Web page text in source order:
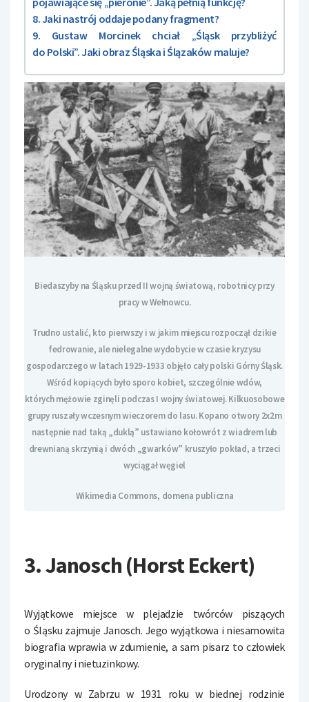
8. Jaki nastrój oddaje podany fragment?
9. Gustaw Morcinek chciał „Śląsk przybliżyć
do Polski”. Jaki obraz Śląska i Ślązaków maluje?
Biedaszyby na Śląsku przed II wojną światową, robotnicy przy
pracy w Wełnowcu.
Trudno ustalić, kto pierwszy i w jakim miejscu rozpoczął dzikie
fedrowanie, ale nielegalne wydobycie w czasie kryzysu
gospodarczego w latach 1929-1933 objęło cały polski Górny Śląsk.
Wśród kopiących było sporo kobiet, szczególnie wdów,
których mężowie zginęli podczas I wojny światowej. Kilkuosobowe
grupy ruszały wczesnym wieczorem do lasu. Kopano otwory 2x2m
następnie nad taką „duklą” ustawiano kołowrót z wiadrem lub
drewnianą skrzynią i dwóch „gwarków” kruszyło pokład, a trzeci
wyciągał węgiel
Wikimedia Commons, domena publiczna
3. Janosch (Horst Eckert)
Wyjątkowe miejsce w plejadzie twórców piszących
o Śląsku zajmuje Janosch. Jego wyjątkowa i niesamowita
biografia wprawia w zdumienie, a sam pisarz to człowiek
oryginalny i nietuzinkowy.
Urodzony w Zabrzu w 1931 roku w biednej rodzinie